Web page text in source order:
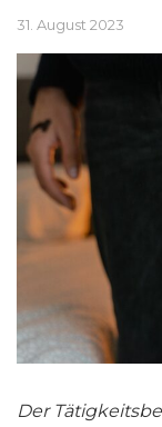
31. August 2023
Der